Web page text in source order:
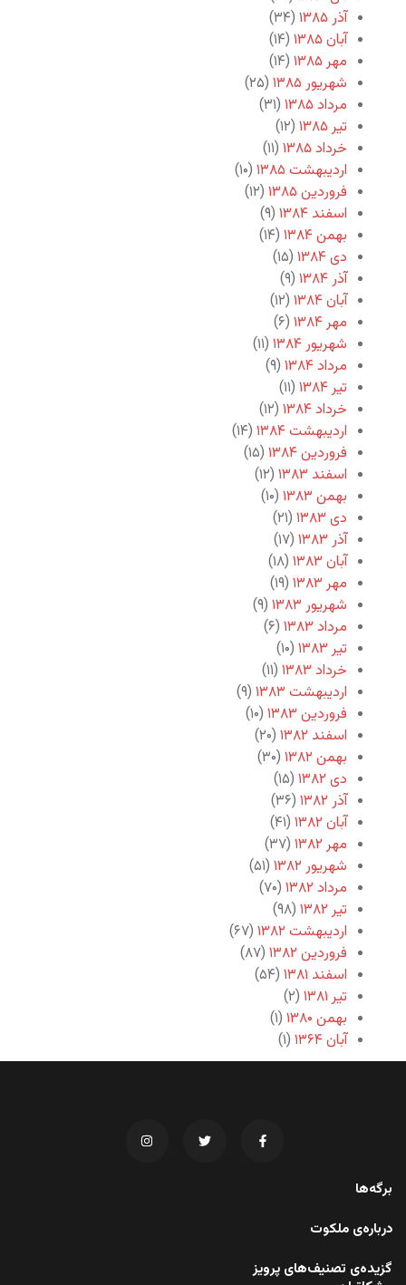
آذر ۱۳۸۵
(۳۴)
آبان ۱۳۸۵
(۱۴)
مهر ۱۳۸۵
(۱۴)
شهریور ۱۳۸۵
(۲۵)
مرداد ۱۳۸۵
(۳۱)
تیر ۱۳۸۵
(۱۲)
خرداد ۱۳۸۵
(۱۱)
اردیبهشت ۱۳۸۵
(۱۰)
فروردین ۱۳۸۵
(۱۲)
اسفند ۱۳۸۴
(۹)
بهمن ۱۳۸۴
(۱۴)
دی ۱۳۸۴
(۱۵)
آذر ۱۳۸۴
(۹)
آبان ۱۳۸۴
(۱۲)
مهر ۱۳۸۴
(۶)
شهریور ۱۳۸۴
(۱۱)
مرداد ۱۳۸۴
(۹)
تیر ۱۳۸۴
(۱۱)
خرداد ۱۳۸۴
(۱۲)
اردیبهشت ۱۳۸۴
(۱۴)
فروردین ۱۳۸۴
(۱۵)
اسفند ۱۳۸۳
(۱۲)
بهمن ۱۳۸۳
(۱۰)
دی ۱۳۸۳
(۲۱)
آذر ۱۳۸۳
(۱۷)
آبان ۱۳۸۳
(۱۸)
مهر ۱۳۸۳
(۱۹)
شهریور ۱۳۸۳
(۹)
مرداد ۱۳۸۳
(۶)
تیر ۱۳۸۳
(۱۰)
خرداد ۱۳۸۳
(۱۱)
اردیبهشت ۱۳۸۳
(۹)
فروردین ۱۳۸۳
(۱۰)
اسفند ۱۳۸۲
(۲۰)
بهمن ۱۳۸۲
(۳۰)
دی ۱۳۸۲
(۱۵)
آذر ۱۳۸۲
(۳۶)
آبان ۱۳۸۲
(۴۱)
مهر ۱۳۸۲
(۳۷)
شهریور ۱۳۸۲
(۵۱)
مرداد ۱۳۸۲
(۷۰)
تیر ۱۳۸۲
(۹۸)
اردیبهشت ۱۳۸۲
(۶۷)
فروردین ۱۳۸۲
(۸۷)
اسفند ۱۳۸۱
(۵۴)
تیر ۱۳۸۱
(۲)
بهمن ۱۳۸۰
(۱)
آبان ۱۳۶۴
(۱)
برگه‌ها
درباره‌ی ملکوت
گزیده‌ی تصنیف‌های پرویز